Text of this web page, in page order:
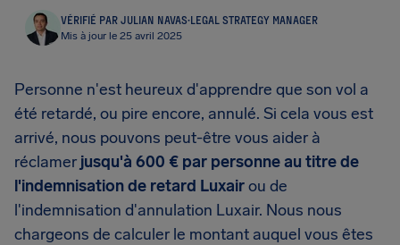
VÉRIFIÉ PAR JULIAN NAVAS·LEGAL STRATEGY MANAGER
Mis à jour le 25 avril 2025
Personne n'est heureux d'apprendre que son vol a
été retardé, ou pire encore, annulé. Si cela vous est
arrivé, nous pouvons peut-être vous aider à
réclamer jusqu'à 600 € par personne au titre de
l'indemnisation de retard Luxairou de
l'indemnisation d'annulation Luxair. Nous nous
chargeons de calculer le montant auquel vous êtes